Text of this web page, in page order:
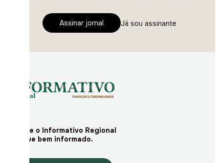
Assinar jornal Já sou assinante
Assine o Informativo Regional
e fique bem informado.